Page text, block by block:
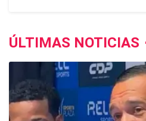
ÚLTIMAS NOTICIAS